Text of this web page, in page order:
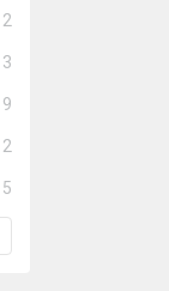
2
3
9